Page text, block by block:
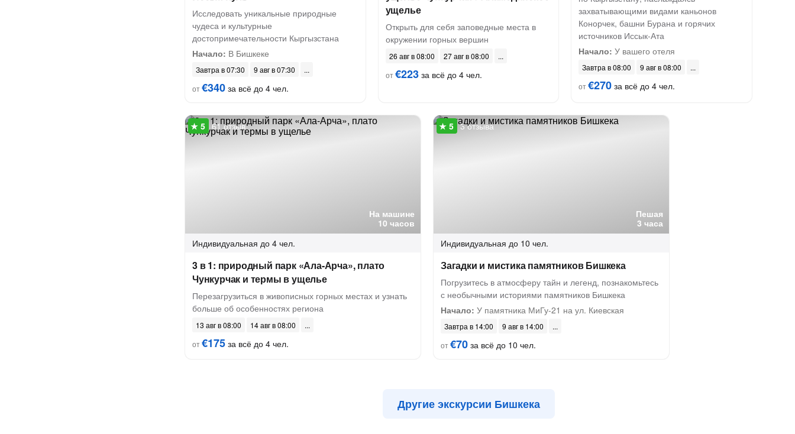
Исследовать уникальные природные
чудеса и культурные
достопримечательности Кыргызстана
Начало: В Бишкеке
Завтра в 07:30
9 авг в 07:30
от€340 за всё до 4 чел.
ущелье
Открыть для себя заповедные места в
окружении горных вершин
26 авг в 08:00
27 авг в 08:00
от€223за всё до 4 чел.
захватывающими видами каньонов
Конорчек, башни Бурана и горячих
источников Иссык-Ата
Начало: У вашего отеля
Завтра в 08:00
9 авг в 08:00
от€270 за всё до 4 чел.
На машине
10 часов
61 отзыв
Индивидуальная до 4 чел.
3 в 1: природный парк «Ала-Арча», плато
Чункурчак и термы в ущелье
Перезагрузиться в живописных горных местах и узнать
больше об особенностях региона
13 авг в 08:00
14 авг в 08:00
от€175 за всё до 4 чел.
Пешая
3 часа
3 отзыва
Индивидуальная до 10 чел.
Загадки и мистика памятников Бишкека
Погрузитесь в атмосферу тайн и легенд, познакомьтесь
с необычными историями памятников Бишкека
Начало: У памятника МиГу-21 на ул. Киевская
Завтра в 14:00
9 авг в 14:00
от€70 за всё до 10 чел.
Другие экскурсии Бишкека